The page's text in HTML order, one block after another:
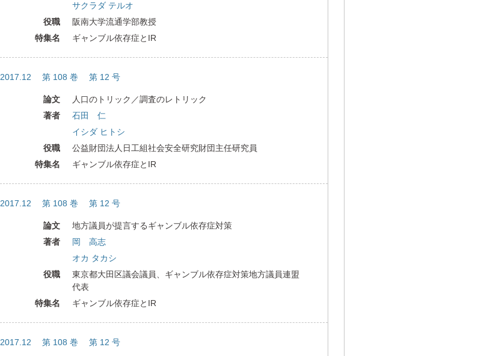
サクラダ テルオ
役職
阪南大学流通学部教授
特集名
ギャンブル依存症とIR
2017.12 第 108 巻 第 12 号
論文
人口のトリック／調査のレトリック
著者
石田 仁
イシダ ヒトシ
役職
公益財団法人日工組社会安全研究財団主任研究員
特集名
ギャンブル依存症とIR
2017.12 第 108 巻 第 12 号
論文
地方議員が提言するギャンブル依存症対策
著者
岡 高志
オカ タカシ
役職
東京都大田区議会議員、ギャンブル依存症対策地方議員連盟
代表
特集名
ギャンブル依存症とIR
2017.12 第 108 巻 第 12 号